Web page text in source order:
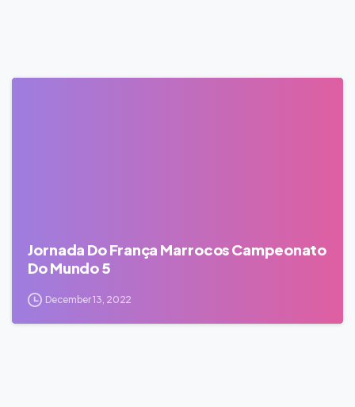
Jornada Do França Marrocos Campeonato
Do Mundo 5
December 13, 2022